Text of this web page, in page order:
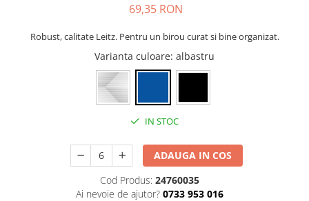
Stilouri
Seturi de scris Premium
Instrumente de scris eco
Creioane mecanice si grafit
Markere diverse
Carioci si creioane colorate
69,35 RON
Robust, calitate Leitz. Pentru un birou curat si bine organizat.
Varianta culoare: albastru
IN STOC
ADAUGA IN COS
Cod Produs: 24760035
Ai nevoie de ajutor? 0733 953 016